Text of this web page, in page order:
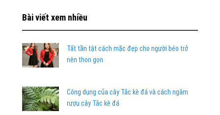
Bài viết xem nhiều
Tất tần tật cách mặc đẹp cho người béo trở
nên thon gọn
Công dụng của cây Tắc kè đá và cách ngâm
rượu cây Tắc kè đá